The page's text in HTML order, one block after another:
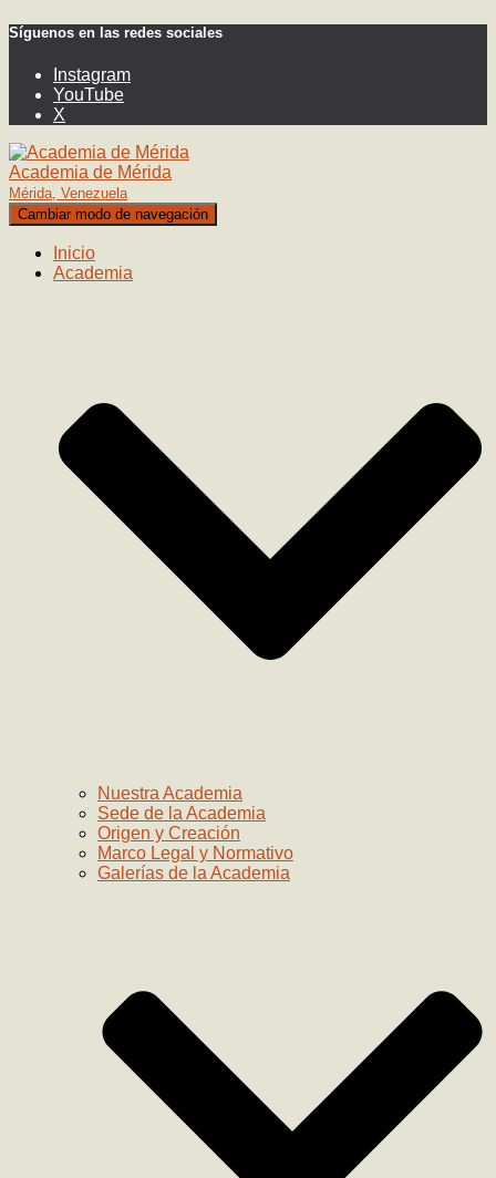
Síguenos en las redes sociales
Instagram
YouTube
X
Academia de Mérida
Mérida, Venezuela
Cambiar modo de navegación
Inicio
Academia
Nuestra Academia
Sede de la Academia
Origen y Creación
Marco Legal y Normativo
Galerías de la Academia